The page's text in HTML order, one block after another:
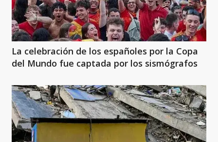
La celebración de los españoles por la Copa
del Mundo fue captada por los sismógrafos